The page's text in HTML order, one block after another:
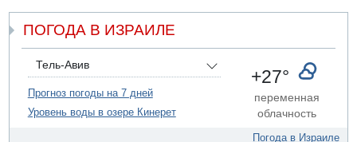
06.08.2026 12:06
США не будут давить на Израиль в вопросе Ливана
06.08.2026 11:41
Трое подростков ограбили сексшоп в Холоне
Взрыв в Северном Тель-Авиве
06.08.2026 08:11
ПОГОДА В ИЗРАИЛЕ
Тель-Авив
Прогноз погоды на 7 дней
Уровень воды в озере Кинерет
+27°
переменная
облачность
Погода в Израиле